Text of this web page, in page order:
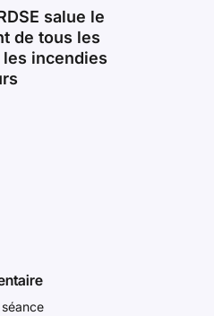
salue le
de tous les
incendies